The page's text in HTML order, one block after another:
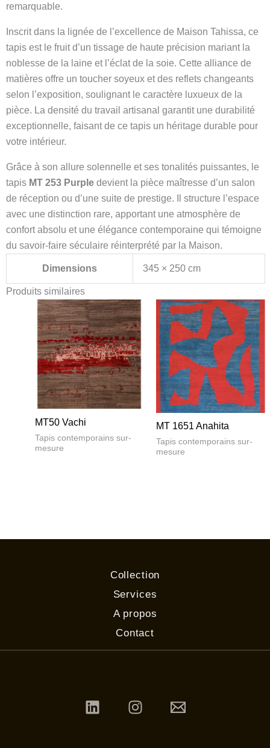
remarquable.
Inscrit dans la lignée de l’excellence de Maison Tahissa, ce
tapis est le fruit d’un tissage de haute précision mariant la
noblesse de la laine et l’éclat de la soie. Cette alliance de
matières offre un toucher soyeux et des reflets changeants
selon l’exposition, soulignant le caractère luxueux de la
pièce. La densité du travail artisanal garantit une durabilité
exceptionnelle, faisant de ce tapis un héritage durable pour
votre intérieur.
Grâce à son allure solennelle et ses tonalités puissantes, le
tapis MT 253 Purpledevient la pièce maîtresse d’un salon
de réception ou d’une suite de prestige. Il structure l’espace
avec une distinction rare, apportant une atmosphère de
confort absolu et une élégance contemporaine qui témoigne
du savoir-faire séculaire réinterprété par la Maison.
Dimensions 345 × 250 cm
Produits similaires
MT50 Vachi
Tapis contemporains sur-
mesure
MT 1651 Anahita
Tapis contemporains sur-
mesure
Collection
Services
A propos
Contact